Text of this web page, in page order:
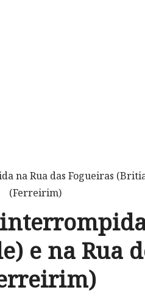
na Rua das Fogueiras
(Ferreirim)
e na Rua